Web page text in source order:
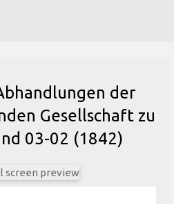
der
Gesellschaft zu
03-02 (1842)